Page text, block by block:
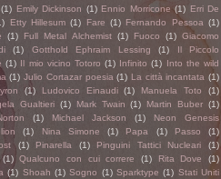
(1) Emily Dickinson (1) Ennio Morricone (1) Erri De
Etty Hillesum (1) Fare (1) Fernando Pessoa (1)
(1) Full Metal Alchemist (1) Fuoco (1) Giacomo
(1) Gotthold Ephraim Lessing (1)
Il Piccolo
(1) Il mio vicino Totoro (1) Infinito (1) Into the wild
(1) Julio Cortazar poesia (1) La città incantata (1)
(1) Ludovico Einaudi (1) Manuela Toto
(1)
Gualtieri (1) Mark Twain (1) Martin Buber (1)
(1) Michael Jackson (1)
Neon Genesis
(1) Nina Simone (1) Papa (1) Passo
(1)
(1) Pinarella (1) Pinguini Tattici Nucleari
(1)
(1) Qualcuno con cui correre (1) Rita Dove
(1)
(1) Shoah (1) Sogno (1) Sparktype (1) Stati Uniti